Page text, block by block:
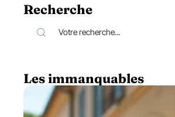
Recherche
Les immanquables